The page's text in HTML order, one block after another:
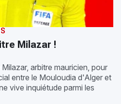
Milazar !
arbitre mauricien, pour
entre le Mouloudia d'Alger et
vive inquiétude parmi les